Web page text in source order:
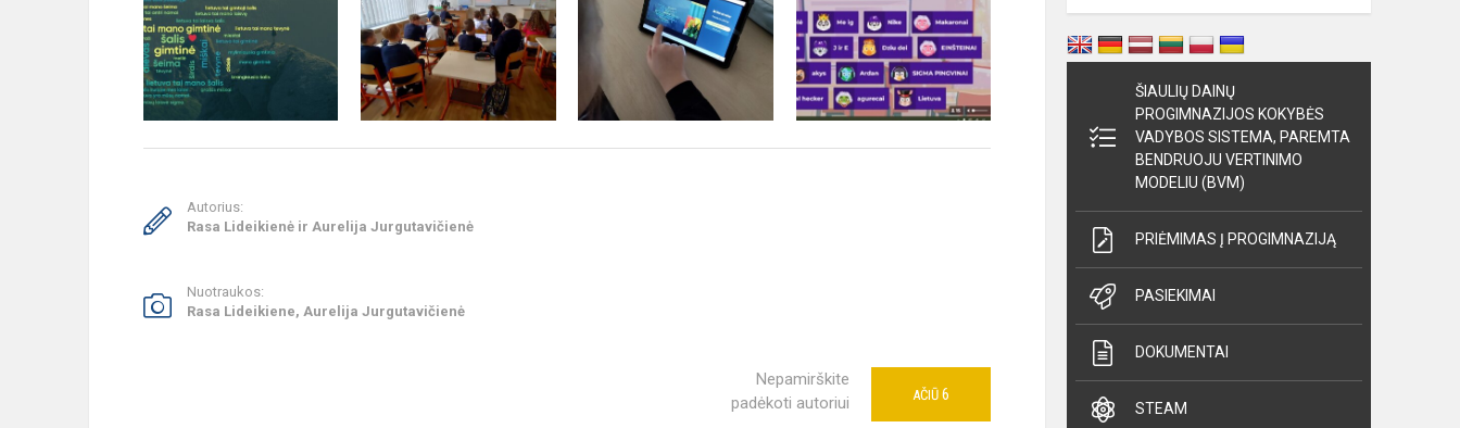
Autorius:
Rasa Lideikienė ir Aurelija Jurgutavičienė
Nuotraukos:
Rasa Lideikiene, Aurelija Jurgutavičienė
Nepamirškite
padėkoti autoriui
AČIŪ 6
ŠIAULIŲ DAINŲ
PROGIMNAZIJOS KOKYBĖS
VADYBOS SISTEMA, PAREMTA
BENDRUOJU VERTINIMO
MODELIU (BVM)
PRIĖMIMAS Į PROGIMNAZIJĄ
PASIEKIMAI
DOKUMENTAI
STEAM